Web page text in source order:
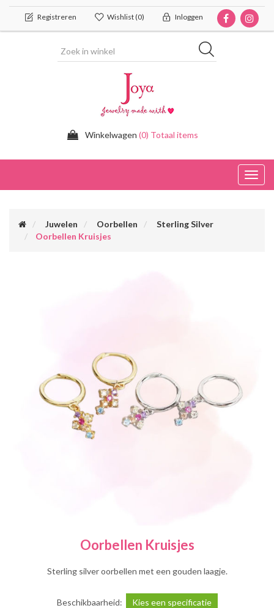
Registreren Wishlist(0) Inloggen
Winkelwagen (0) Totaal items
Juwelen Oorbellen
Sterling Silver
Oorbellen Kruisjes
Oorbellen Kruisjes
Sterling silver oorbellen met een gouden laagje.
Beschikbaarheid: Kies een specificatie